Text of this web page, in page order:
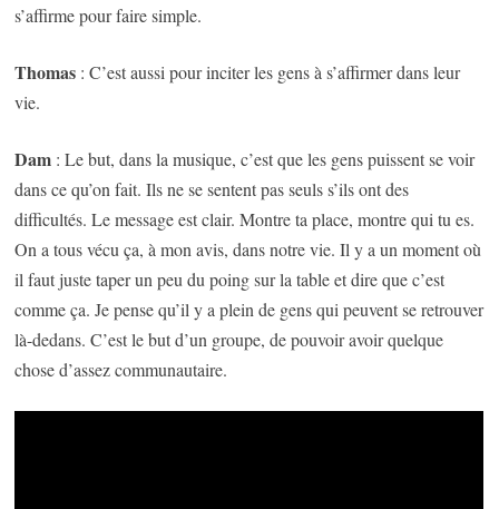
s’affirme pour faire simple.
Thomas : C’est aussi pour inciter les gens à s’affirmer dans leur
vie.
Dam : Le but, dans la musique, c’est que les gens puissent se voir
dans ce qu’on fait. Ils ne se sentent pas seuls s’ils ont des
difficultés. Le message est clair. Montre ta place, montre qui tu es.
On a tous vécu ça, à mon avis, dans notre vie. Il y a un moment où
il faut juste taper un peu du poing sur la table et dire que c’est
comme ça. Je pense qu’il y a plein de gens qui peuvent se retrouver
là-dedans. C’est le but d’un groupe, de pouvoir avoir quelque
chose d’assez communautaire.